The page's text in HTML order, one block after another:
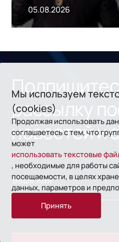
05.08.2026
рассылку
новостей и
Мы используем
(cookies)
Продолжая использовать
соглашаетесь с тем, что
может
использовать текстовые
, необходимые для работы
посещаемости, в целях
данных, параметров и
Принять